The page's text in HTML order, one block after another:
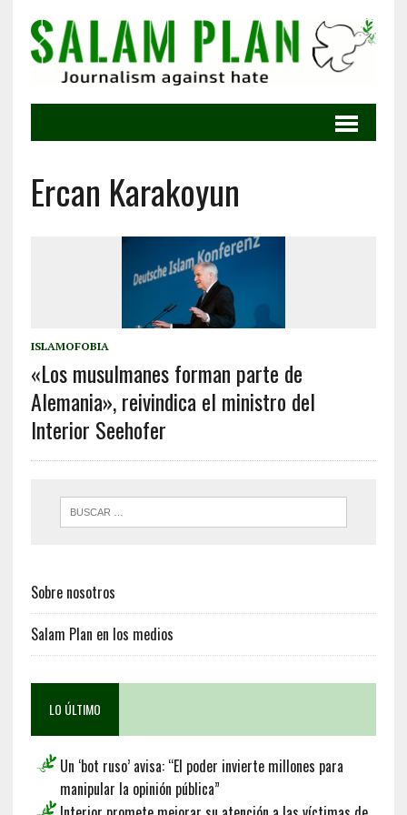
Ercan Karakoyun
ISLAMOFOBIA
«Los musulmanes forman parte de
Alemania», reivindica el ministro del
Interior Seehofer
Sobre nosotros
Salam Plan en los medios
LO ÚLTIMO
Un ‘bot ruso’ avisa: “El poder invierte millones para
manipular la opinión pública”